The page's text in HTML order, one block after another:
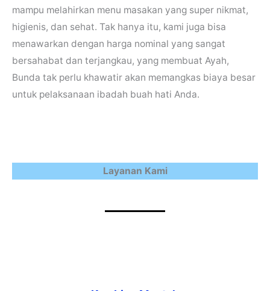
mampu melahirkan menu masakan yang super nikmat,
higienis, dan sehat. Tak hanya itu, kami juga bisa
menawarkan dengan harga nominal yang sangat
bersahabat dan terjangkau, yang membuat Ayah,
Bunda tak perlu khawatir akan memangkas biaya besar
untuk pelaksanaan ibadah buah hati Anda.
Layanan Kami